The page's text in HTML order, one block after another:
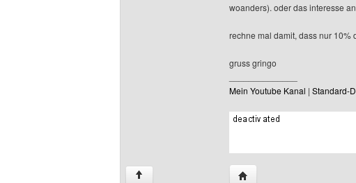
woanders). oder das interesse
rechne mal damit, dass nur
gruss gringo
Mein Youtube Kanal | Standard-
↑ Website dieses Benutzers